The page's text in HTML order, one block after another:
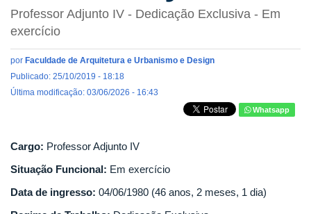
Professor Adjunto IV - Dedicação Exclusiva - Em
exercício
por Faculdade de Arquitetura e Urbanismo e Design
Publicado: 25/10/2019 - 18:18
Última modificação: 03/06/2026 - 16:43
Whatsapp
Cargo: Professor Adjunto IV
Situação Funcional: Em exercício
Data de ingresso: 04/06/1980 (46 anos, 2 meses, 1 dia)